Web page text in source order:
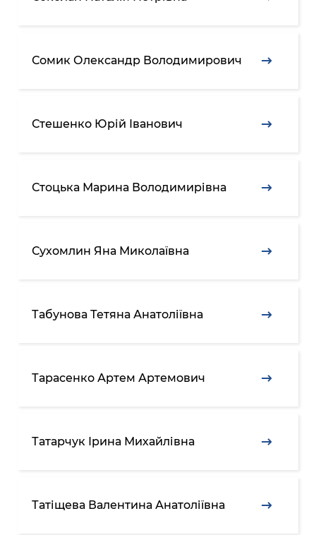
Сомик Олександр Володимирович
Стешенко Юрій Іванович
Стоцька Марина Володимирівна
Сухомлин Яна Миколаївна
Табунова Тетяна Анатоліївна
Тарасенко Артем Артемович
Татарчук Ірина Михайлівна
Татіщева Валентина Анатоліївна